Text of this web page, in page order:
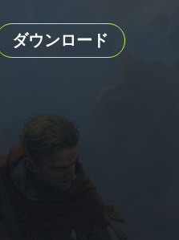
ダウンロード